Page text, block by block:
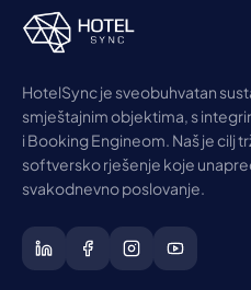
HotelSync je sveobuhvatan
smještajnim objektima, s
i Booking Engineom. Naš je cilj
softversko rješenje koje
svakodnevno poslovanje.